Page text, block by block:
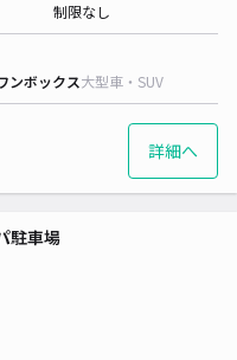
制限なし
ンボックス大型車・SUV
詳細へ
駐車場